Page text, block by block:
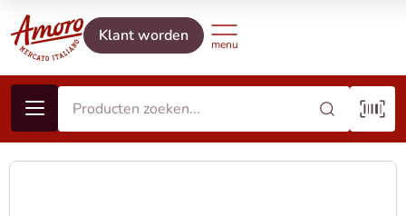
Klant worden